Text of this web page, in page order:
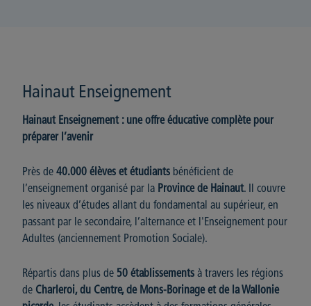
Hainaut Enseignement
Hainaut Enseignement : une offre éducative complète pour
préparer l’avenir
Près de 40.000 élèves et étudiants bénéficient de
l’enseignement organisé par la Province de Hainaut. Il couvre
les niveaux d’études allant du fondamental au supérieur, en
passant par le secondaire, l’alternance et l'Enseignement pour
Adultes (anciennement Promotion Sociale).
Répartis dans plus de 50 établissements à travers les régions
de Charleroi, du Centre, de Mons-Borinage et de la Wallonie